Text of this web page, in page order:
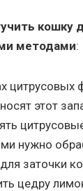
кошку
методами:
цитрусовых
этот
нужно
заточки
цедру